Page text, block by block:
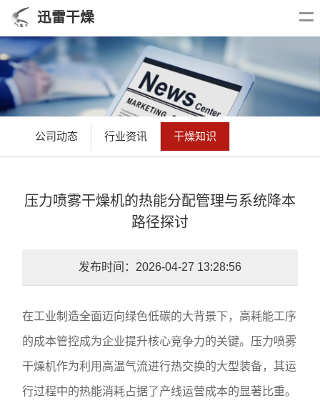
迅雷干燥
公司动态 行业资讯 干燥知识
压力喷雾干燥机的热能分配管理与系统降本
路径探讨
发布时间：2026-04-27 13:28:56
在工业制造全面迈向绿色低碳的大背景下，高耗能工序
的成本管控成为企业提升核心竞争力的关键。压力喷雾
干燥机作为利用高温气流进行热交换的大型装备，其运
行过程中的热能消耗占据了产线运营成本的显著比重。